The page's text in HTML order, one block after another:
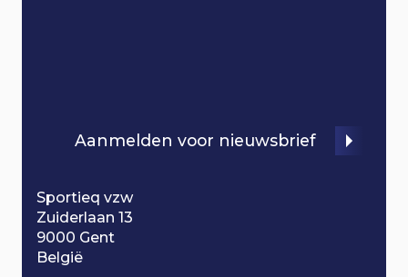
Aanmelden voor nieuwsbrief
Sportieq vzw
Zuiderlaan 13
9000 Gent
België